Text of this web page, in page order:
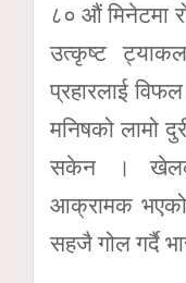
८० औं मिनेटमा
उत्कृष्ट
प्रहारलाई
मनिषको लामो
सकेन ।
आक्रामक
सहजै गोल गर्दै